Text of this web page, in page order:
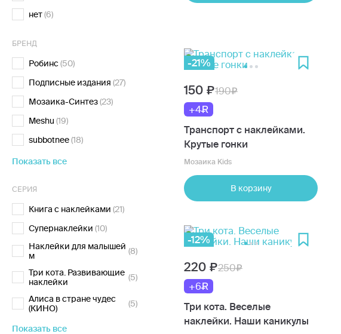
нет(6)
БРЕНД
Робинс(50)
Подписные издания (27)
Мозаика-Синтез(23)
Meshu (19)
subbotnee(18)
Показать все
СЕРИЯ
Книга с наклейками (21)
Супернаклейки (10)
Наклейки для малышей
м
(8)
Три кота. Развивающие
наклейки
(5)
Алиса в стране чудес
(КИНО)
(5)
Показать все
-21%
150
190
+4
Транспорт с наклейками.
Крутые гонки
Мозаика Kids
В корзину
-12%
220
250
+6
Три кота. Веселые
наклейки. Наши каникулы